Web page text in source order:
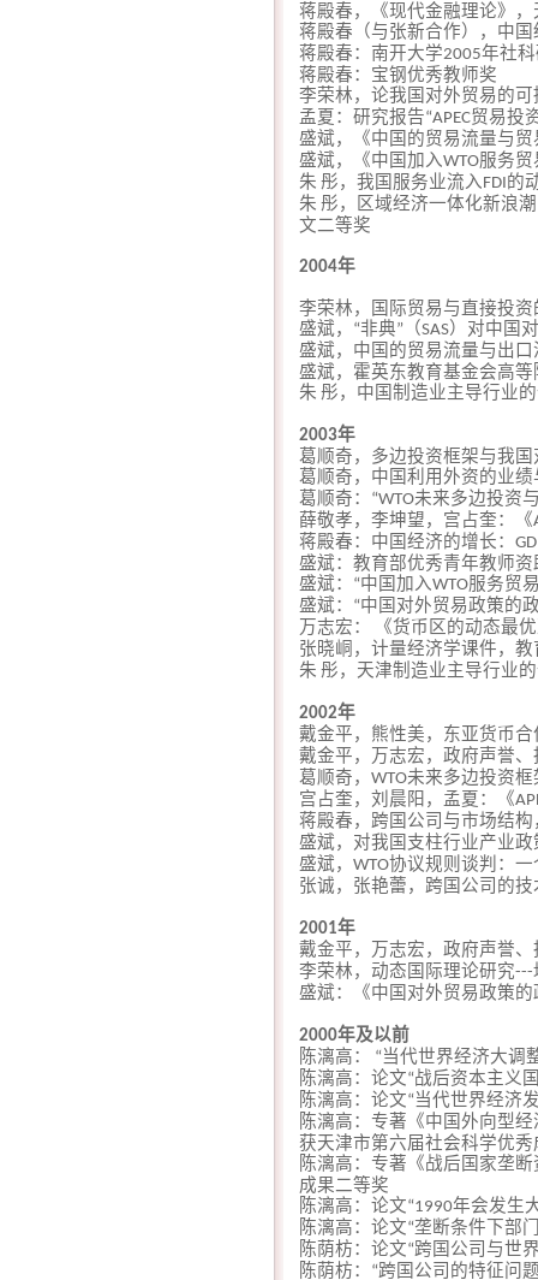
蒋殿春，《现代金融理论》
蒋殿春（与张新合作），中
蒋殿春：南开大学2005年社
蒋殿春：宝钢优秀教师奖
李荣林，论我国对外贸易的
孟夏：研究报告“APEC贸易投
盛斌，《中国的贸易流量与
盛斌，《中国加入WTO服务
朱 彤，我国服务业流入 FDI的
朱 彤，区域经济一体化新浪
文二等奖
2004年
李荣林，国际贸易与直接投
盛斌， “非典” （SAS）对中国
盛斌，中国的贸易流量与出
盛斌，霍英东教育基金会高
朱 彤，中国制造业主导行业
2003年
葛顺奇，多边投资框架与我
葛顺奇，中国利用外资的业
葛顺奇： “WTO未来多边投资
薛敬孝，李坤望，宫占奎：《
蒋殿春：中国经济的增长：
盛斌：教育部优秀青年教师资
盛斌： “中国加入WTO服务贸
盛斌： “中国对外贸易政策的
万志宏：
《货币区的动态最
张晓峒，计量经济学课件，教
朱 彤，天津制造业主导行业
2002年
戴金平，熊性美，东亚货币
戴金平，万志宏，政府声誉
葛顺奇， WTO未来多边投资
宫占奎，刘晨阳，孟夏：《
蒋殿春，跨国公司与市场结构
盛斌，对我国支柱行业产业
盛斌， WTO协议规则谈判：
张诚，张艳蕾，跨国公司的
2001年
戴金平，万志宏，政府声誉
李荣林，动态国际理论研究---
盛斌：《中国对外贸易政策
2000年及以前
陈漓高：
“ 当代世界经济大调
陈漓高：论文“战后资本主义
陈漓高：论文“ 当代世界经济
陈漓高：专著《中国外向型
获天津市第六届社会科学优
陈漓高：专著《战后国家垄
成果二等奖
陈漓高：论文“1990年会发生
陈漓高：论文“垄断条件下部
陈荫枋：论文“跨国公司与世
陈荫枋： “跨国公司的特征问